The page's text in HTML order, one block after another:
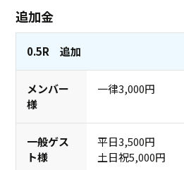
追加金
0.5R 追加
一律3,000円
平日3,500円
土日祝5,000円